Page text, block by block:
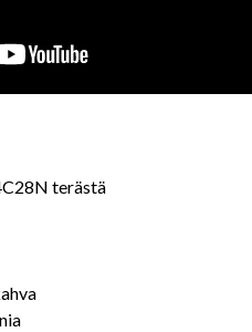
terästä